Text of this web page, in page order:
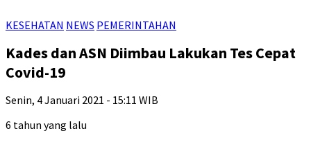
KESEHATAN NEWS PEMERINTAHAN
Kades dan ASN Diimbau Lakukan Tes Cepat
Covid-19
Senin, 4 Januari 2021 - 15:11 WIB
6 tahun yang lalu